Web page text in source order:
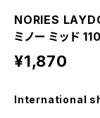
NORIES
ミノー ミッド 110
¥1,870
International